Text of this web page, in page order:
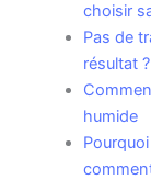
choisir
Pas de
résultat ?
humide